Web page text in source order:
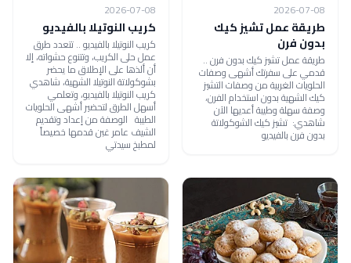
2026-07-08
طريقة عمل تشيز كيك
بدون فرن
طريقة عمل تشيز كيك بدون فرن ..
قدمي على سفرتك أشهى وصفات
الحلويات الغربية من وصفات التشيز
كيك الشهية بدون استخدام الفرن،
وصفة سهلة وطيبة أعديها الآن
شاهدي: تشيز كيك الشوكولاتة
بدون فرن بالفيديو
2026-07-08
كريب النوتيلا بالفيديو
كريب النوتيلا بالفيديو .. تتعدد طرق
عمل حلى الكريب، وتتنوع حشواته، إلا
أن ألذها على الإطلاق ما يحضر
بشوكولاتة النوتيلا الشهية، شاهدي
كريب النوتيلا بالفيديو، وتعلمي
أسهل الطرق لتحضير أشهى الحلويات
الطيبة الوصفة من إعداد وتقديم
الشيف عامر غبن قدمها خصيصاً
لمطبخ سيدتي